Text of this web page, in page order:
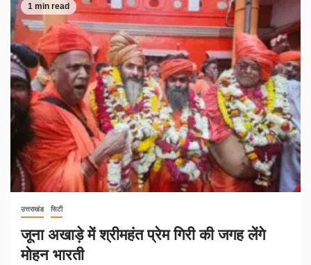
1 min read
उत्तराखंड सिटी
जूना अखाड़े में श्रीमहंत प्रेम गिरी की जगह लेंगे
मोहन भारती